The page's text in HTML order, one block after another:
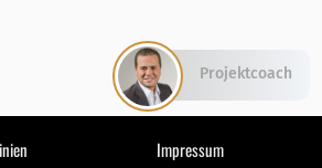
Impressum
Projektcoach